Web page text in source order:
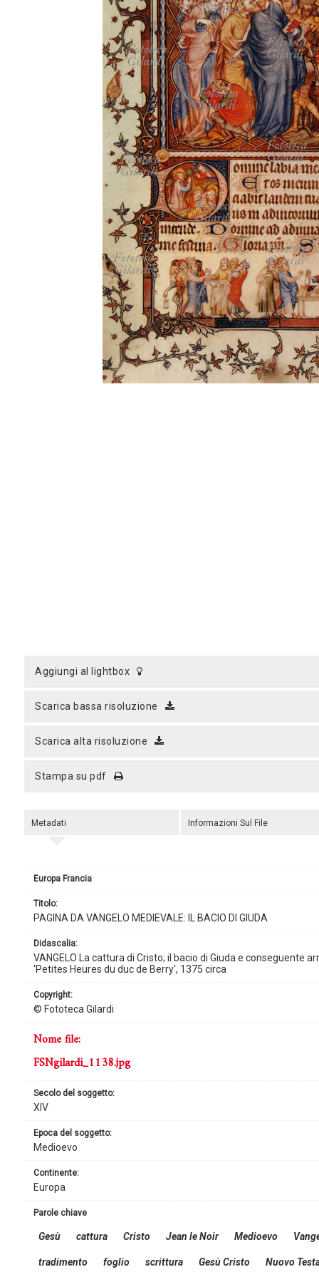
aggiungi al lightbox
scarica bassa risoluzione
scarica alta risoluzione
stampa su pdf
Metadati
Europa Francia
titolo:
PAGINA DA VANGELO MEDIEVALE: IL BACIO DI GIUDA
didascalia:
VANGELO La cattura di Cristo; il bacio di Giuda e conseguente
'Petites Heures du duc de Berry', 1375 circa
copyright:
© Fototeca Gilardi
continente:
Europa
secolo del soggetto:
XIV
epoca del soggetto:
Medioevo
nome file:
FSNgilardi_1138.jpg
parole chiave
Gesù cattura Cristo Jean le Noir Medioevo
tradimento foglio scrittura Gesù Cristo Nuovo
Informazioni Sul File